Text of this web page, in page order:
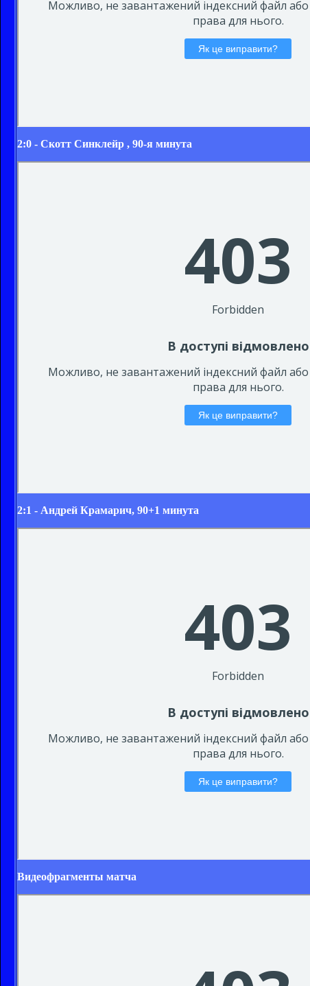
2:0 - Скотт Синклейр , 90-я минута
2:1 - Андрей Крамарич, 90+1 минута
Видеофрагменты матча